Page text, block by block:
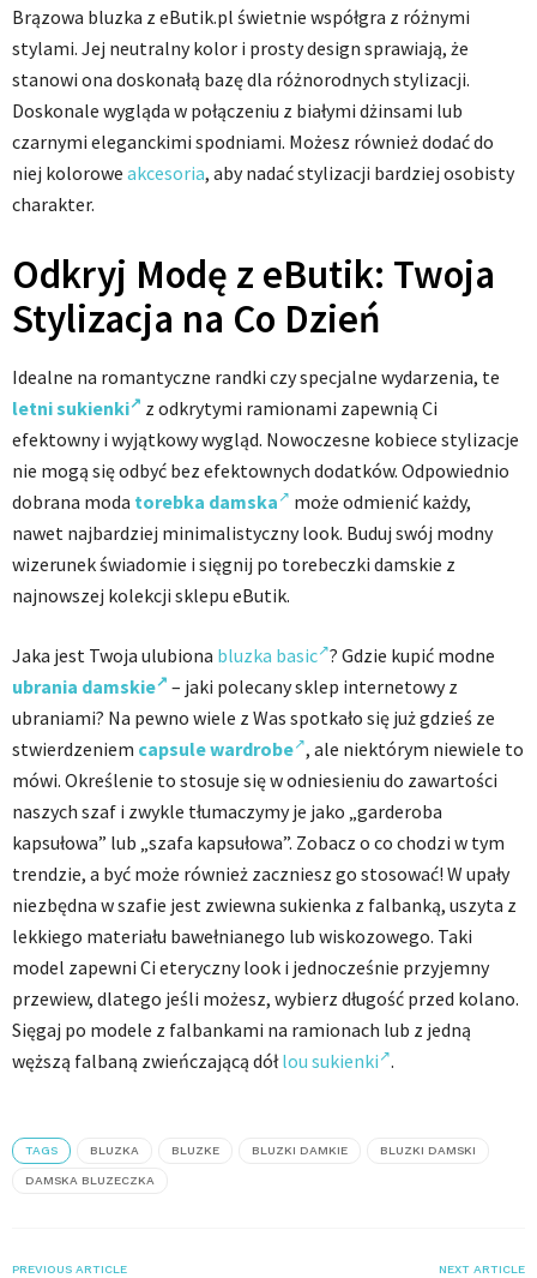
Brązowa bluzka z eButik.pl świetnie współgra z różnymi
stylami. Jej neutralny kolor i prosty design sprawiają, że
stanowi ona doskonałą bazę dla różnorodnych stylizacji.
Doskonale wygląda w połączeniu z białymi dżinsami lub
czarnymi eleganckimi spodniami. Możesz również dodać do
niej kolorowe akcesoria, aby nadać stylizacji bardziej osobisty
charakter.
Odkryj Modę z eButik: Twoja
Stylizacja na Co Dzień
Idealne na romantyczne randki czy specjalne wydarzenia, te
letni sukienki
z odkrytymi ramionami zapewnią Ci
efektowny i wyjątkowy wygląd. Nowoczesne kobiece stylizacje
nie mogą się odbyć bez efektownych dodatków. Odpowiednio
dobrana moda torebka damska
może odmienić każdy,
nawet najbardziej minimalistyczny look. Buduj swój modny
wizerunek świadomie i sięgnij po torebeczki damskie z
najnowszej kolekcji sklepu eButik.
Jaka jest Twoja ulubiona bluzka basic ? Gdzie kupić modne
ubrania damskie
– jaki polecany sklep internetowy z
ubraniami? Na pewno wiele z Was spotkało się już gdzieś ze
stwierdzeniem capsule wardrobe , ale niektórym niewiele to
mówi. Określenie to stosuje się w odniesieniu do zawartości
naszych szaf i zwykle tłumaczymy je jako „garderoba
kapsułowa” lub „szafa kapsułowa”. Zobacz o co chodzi w tym
trendzie, a być może również zaczniesz go stosować! W upały
niezbędna w szafie jest zwiewna sukienka z falbanką, uszyta z
lekkiego materiału bawełnianego lub wiskozowego. Taki
model zapewni Ci eteryczny look i jednocześnie przyjemny
przewiew, dlatego jeśli możesz, wybierz długość przed kolano.
Sięgaj po modele z falbankami na ramionach lub z jedną
węższą falbaną zwieńczającą dółlou sukienki .
TAGS BLUZKA BLUZKE BLUZKI DAMKIE BLUZKI DAMSKI
DAMSKA BLUZECZKA
PREVIOUS ARTICLE NEXT ARTICLE